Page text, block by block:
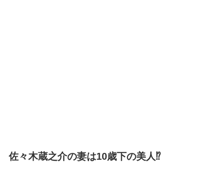
佐々木蔵之介の妻は10歳下の美人⁉